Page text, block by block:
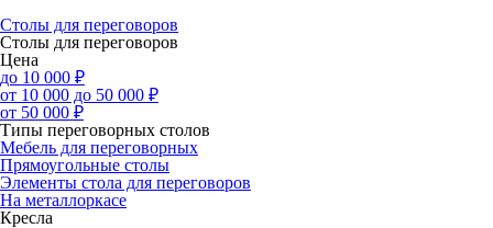
Столы для переговоров
Столы для переговоров
Цена
до 10 000 ₽
от 10 000 до 50 000 ₽
от 50 000 ₽
Типы переговорных столов
Мебель для переговорных
Прямоугольные столы
Элементы стола для переговоров
На металлоркасе
Кресла